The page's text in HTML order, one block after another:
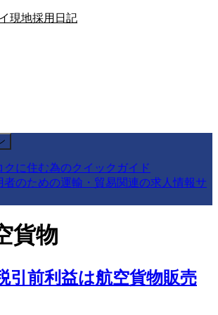
現地採用日記
クに住む為のクイックガイド
者のための運輸・貿易関連の求人情報サ
貨物
引前利益は航空貨物販売